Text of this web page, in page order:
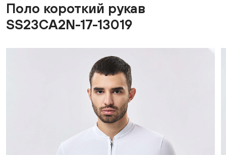
Поло короткий рукав
SS23CA2N-17-13019